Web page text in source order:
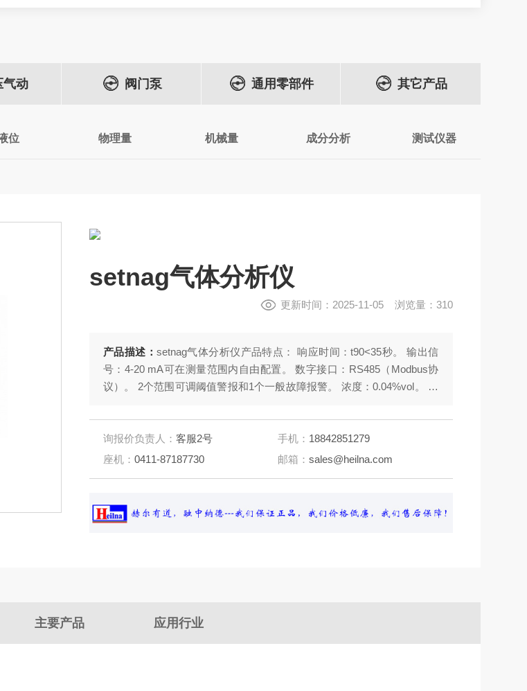
气动 阀门泵 通用零部件 其它产品
位 物理量 机械量 成分分析 测试仪器
setnag气体分析仪
更新时间：2025-11-05 浏览量：310
产品描述： setnag气体分析仪产品特点： 响应时间：t90<35秒。 输出信
号：4-20 mA可在测量范围内自由配置。 数字接口：RS485（Modbus协
议）。 2个范围可调阈值警报和1个一般故障报警。 浓度：0.04%vol。 标
询报价负责人： 客服2号 手机： 18842851279
座机： 0411-87187730 邮箱：sales@heilna.com
主要产品 应用行业